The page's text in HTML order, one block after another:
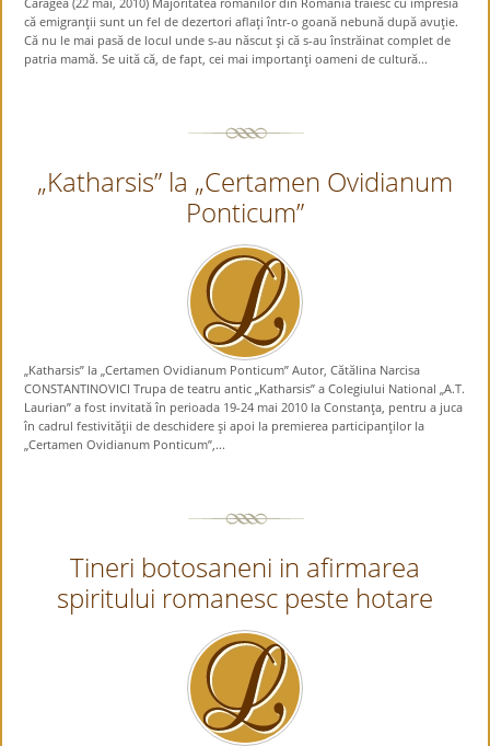
că emigranţii sunt un fel de dezertori aflaţi într-o goană nebună după avuţie.
Că nu le mai pasă de locul unde s-au născut şi că s-au înstrăinat complet de
patria mamă. Se uită că, de fapt, cei mai importanţi oameni de cultură...
„Katharsis” la „Certamen Ovidianum
Ponticum”
„Katharsis” la „Certamen Ovidianum Ponticum” Autor, Cătălina Narcisa
CONSTANTINOVICI Trupa de teatru antic „Katharsis” a Colegiului National „A.T.
Laurian” a fost invitată în perioada 19-24 mai 2010 la Constanţa, pentru a juca
în cadrul festivităţii de deschidere şi apoi la premierea participanţilor la
„Certamen Ovidianum Ponticum”,...
Tineri botosaneni in afirmarea
spiritului romanesc peste hotare